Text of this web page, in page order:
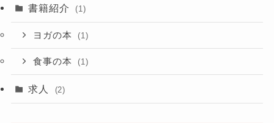
書籍紹介 (1)
ヨガの本 (1)
食事の本 (1)
求人 (2)